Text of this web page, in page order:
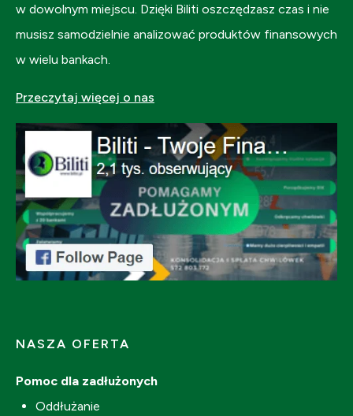
w dowolnym miejscu. Dzięki Biliti oszczędzasz czas i nie
musisz samodzielnie analizować produktów finansowych
w wielu bankach.
Przeczytaj więcej o nas
NASZA OFERTA
Pomoc dla zadłużonych
Oddłużanie